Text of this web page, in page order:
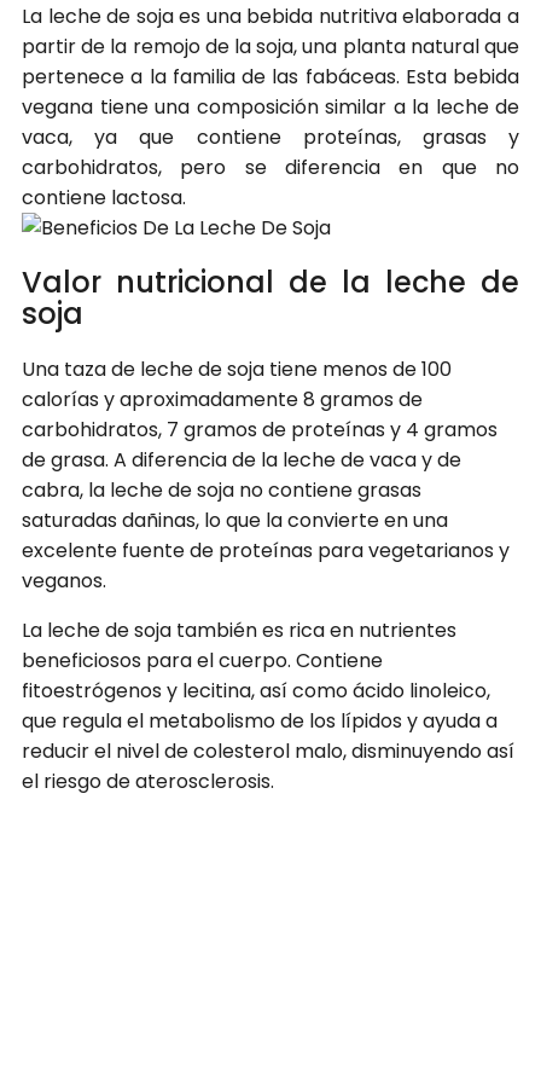
La leche de soja es una bebida nutritiva elaborada a
partir de la remojo de la soja, una planta natural que
pertenece a la familia de las fabáceas. Esta bebida
vegana tiene una composición similar a la leche de
vaca, ya que contiene proteínas, grasas y
carbohidratos, pero se diferencia en que no
contiene lactosa.
Valor nutricional de la leche de
soja
Una taza de leche de soja tiene menos de 100
calorías y aproximadamente 8 gramos de
carbohidratos, 7 gramos de proteínas y 4 gramos
de grasa. A diferencia de la leche de vaca y de
cabra, la leche de soja no contiene grasas
saturadas dañinas, lo que la convierte en una
excelente fuente de proteínas para vegetarianos y
veganos.
La leche de soja también es rica en nutrientes
beneficiosos para el cuerpo. Contiene
fitoestrógenos y lecitina, así como ácido linoleico,
que regula el metabolismo de los lípidos y ayuda a
reducir el nivel de colesterol malo, disminuyendo así
el riesgo de aterosclerosis.